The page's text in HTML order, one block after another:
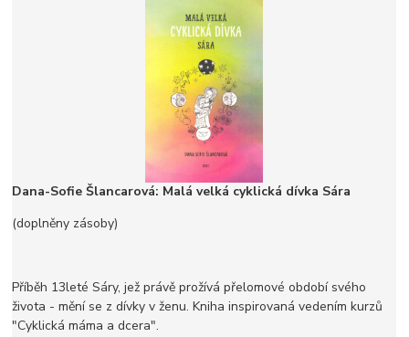
Dana-Sofie Šlancarová: Malá velká cyklická dívka Sára
(doplněny zásoby)
Příběh 13leté Sáry, jež právě prožívá přelomové období svého
života - mění se z dívky v ženu. Kniha inspirovaná vedením kurzů
"Cyklická máma a dcera".